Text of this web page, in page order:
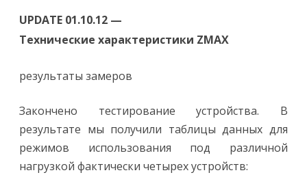
UPDATE 01.10.12 —
Технические характеристики ZMAX
результаты замеров
Закончено тестирование устройства. В
результате мы получили таблицы данных для
режимов использования под различной
нагрузкой фактически четырех устройств: